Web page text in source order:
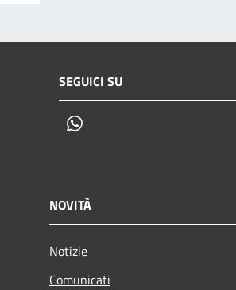
SEGUICI SU
NOVITÀ
Notizie
Comunicati